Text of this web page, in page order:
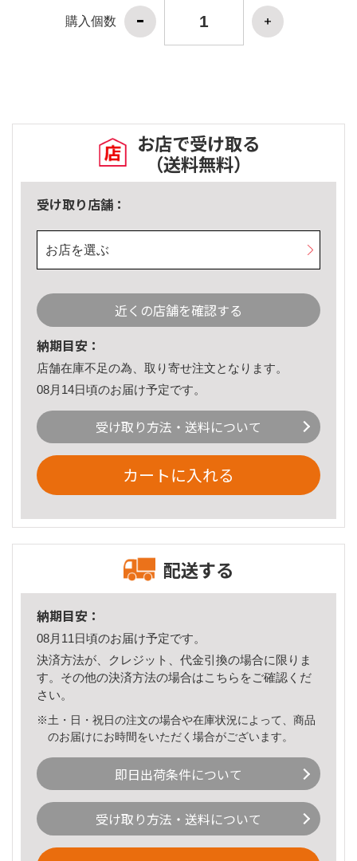
購入個数
お店で受け取る
（送料無料）
受け取り店舗：
お店を選ぶ
近くの店舗を確認する
納期目安：
店舗在庫不足の為、取り寄せ注文となります。
08月14日頃のお届け予定です。
受け取り方法・送料について
カートに入れる
配送する
納期目安：
08月11日頃のお届け予定です。
決済方法が、クレジット、代金引換の場合に限りま
す。その他の決済方法の場合はこちら をご確認くだ
さい。
※土・日・祝日の注文の場合や在庫状況によって、商品
のお届けにお時間をいただく場合がございます。
即日出荷条件について
受け取り方法・送料について